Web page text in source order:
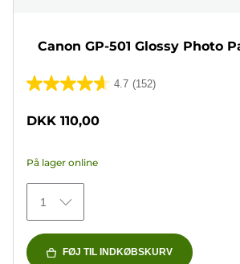
Canon GP-501 Glossy Photo
4.7 (152)
4.7
stjerner.
152
anmeldelser
DKK 110,00
På lager online
1
FØJ TIL INDKØBSKURV